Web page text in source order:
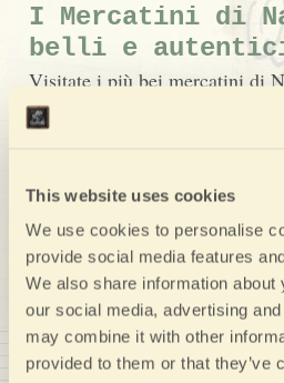
This website uses cookies
We use cookies to personalise
provide social media features
We also share information
our social media, advertising
may combine it with other
provided to them or that they’ve
I Mercatini di
belli e
Visitate i più bei mercatini di
suggestivo itinerario su e giù